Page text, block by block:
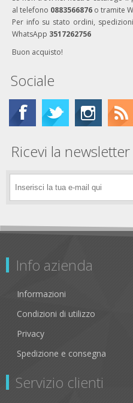
al telefono 0883566876 o tramite
Per info su stato ordini,
WhatsApp 3517262756
Buon acquisto!
Sociale
Ricevi la newsletter
Info azienda
Informazioni
Condizioni di utilizzo
Privacy
Spedizione e consegna
Servizio clienti